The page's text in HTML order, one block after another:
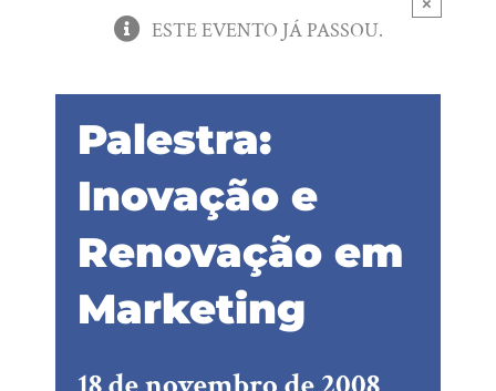
ESTE EVENTO JÁ PASSOU.
Palestra:
Inovação e
Renovação em
Marketing